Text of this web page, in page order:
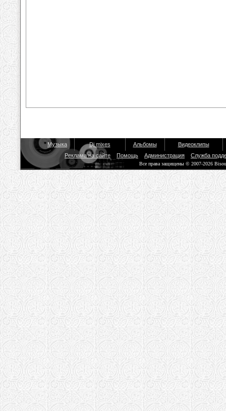
Музыка Dj mixes Альбомы
Видеоклипы
Реклама на сайте
Помощь Администрация Служба
Все права защищены © 2007-2026